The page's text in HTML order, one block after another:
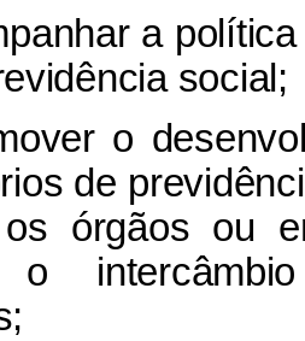
a
social;
o
de
órgãos ou
o